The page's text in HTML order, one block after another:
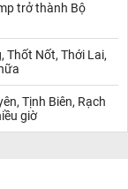
trở thành Bộ
Thốt Nốt, Thới Lai,
Tịnh Biên, Rạch
giờ